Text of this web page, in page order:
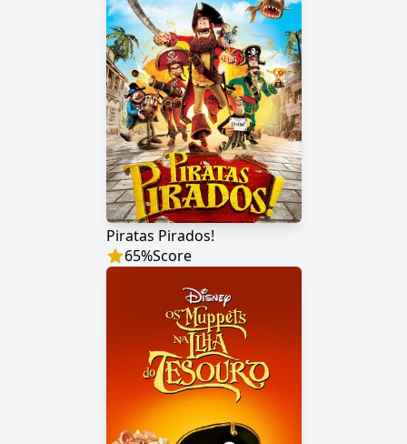
Piratas Pirados!
65%Score